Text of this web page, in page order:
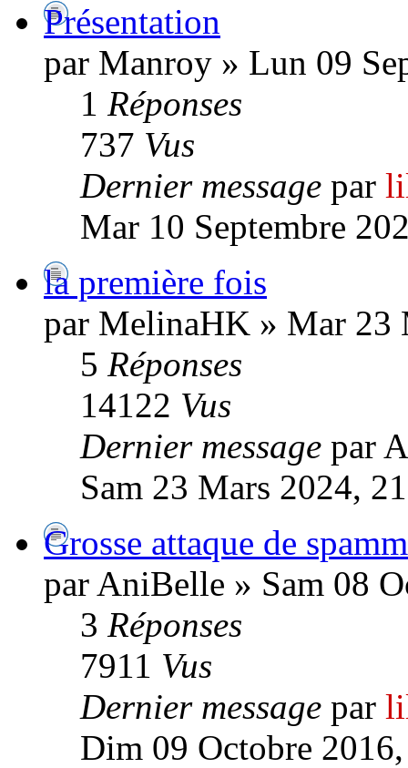
Présentation
par Manroy » Lun 09
1 Réponses
737 Vus
Dernier message par
Mar 10 Septembre
la première fois
par MelinaHK » Mar 23
5 Réponses
14122 Vus
Dernier message par
Sam 23 Mars 2024,
Grosse attaque de
par AniBelle » Sam 08
3 Réponses
7911 Vus
Dernier message par
Dim 09 Octobre